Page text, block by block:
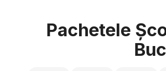
Pachetele